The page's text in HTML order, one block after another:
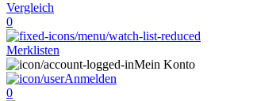
Vergleich
0
Merklisten
Mein Konto
Anmelden
0